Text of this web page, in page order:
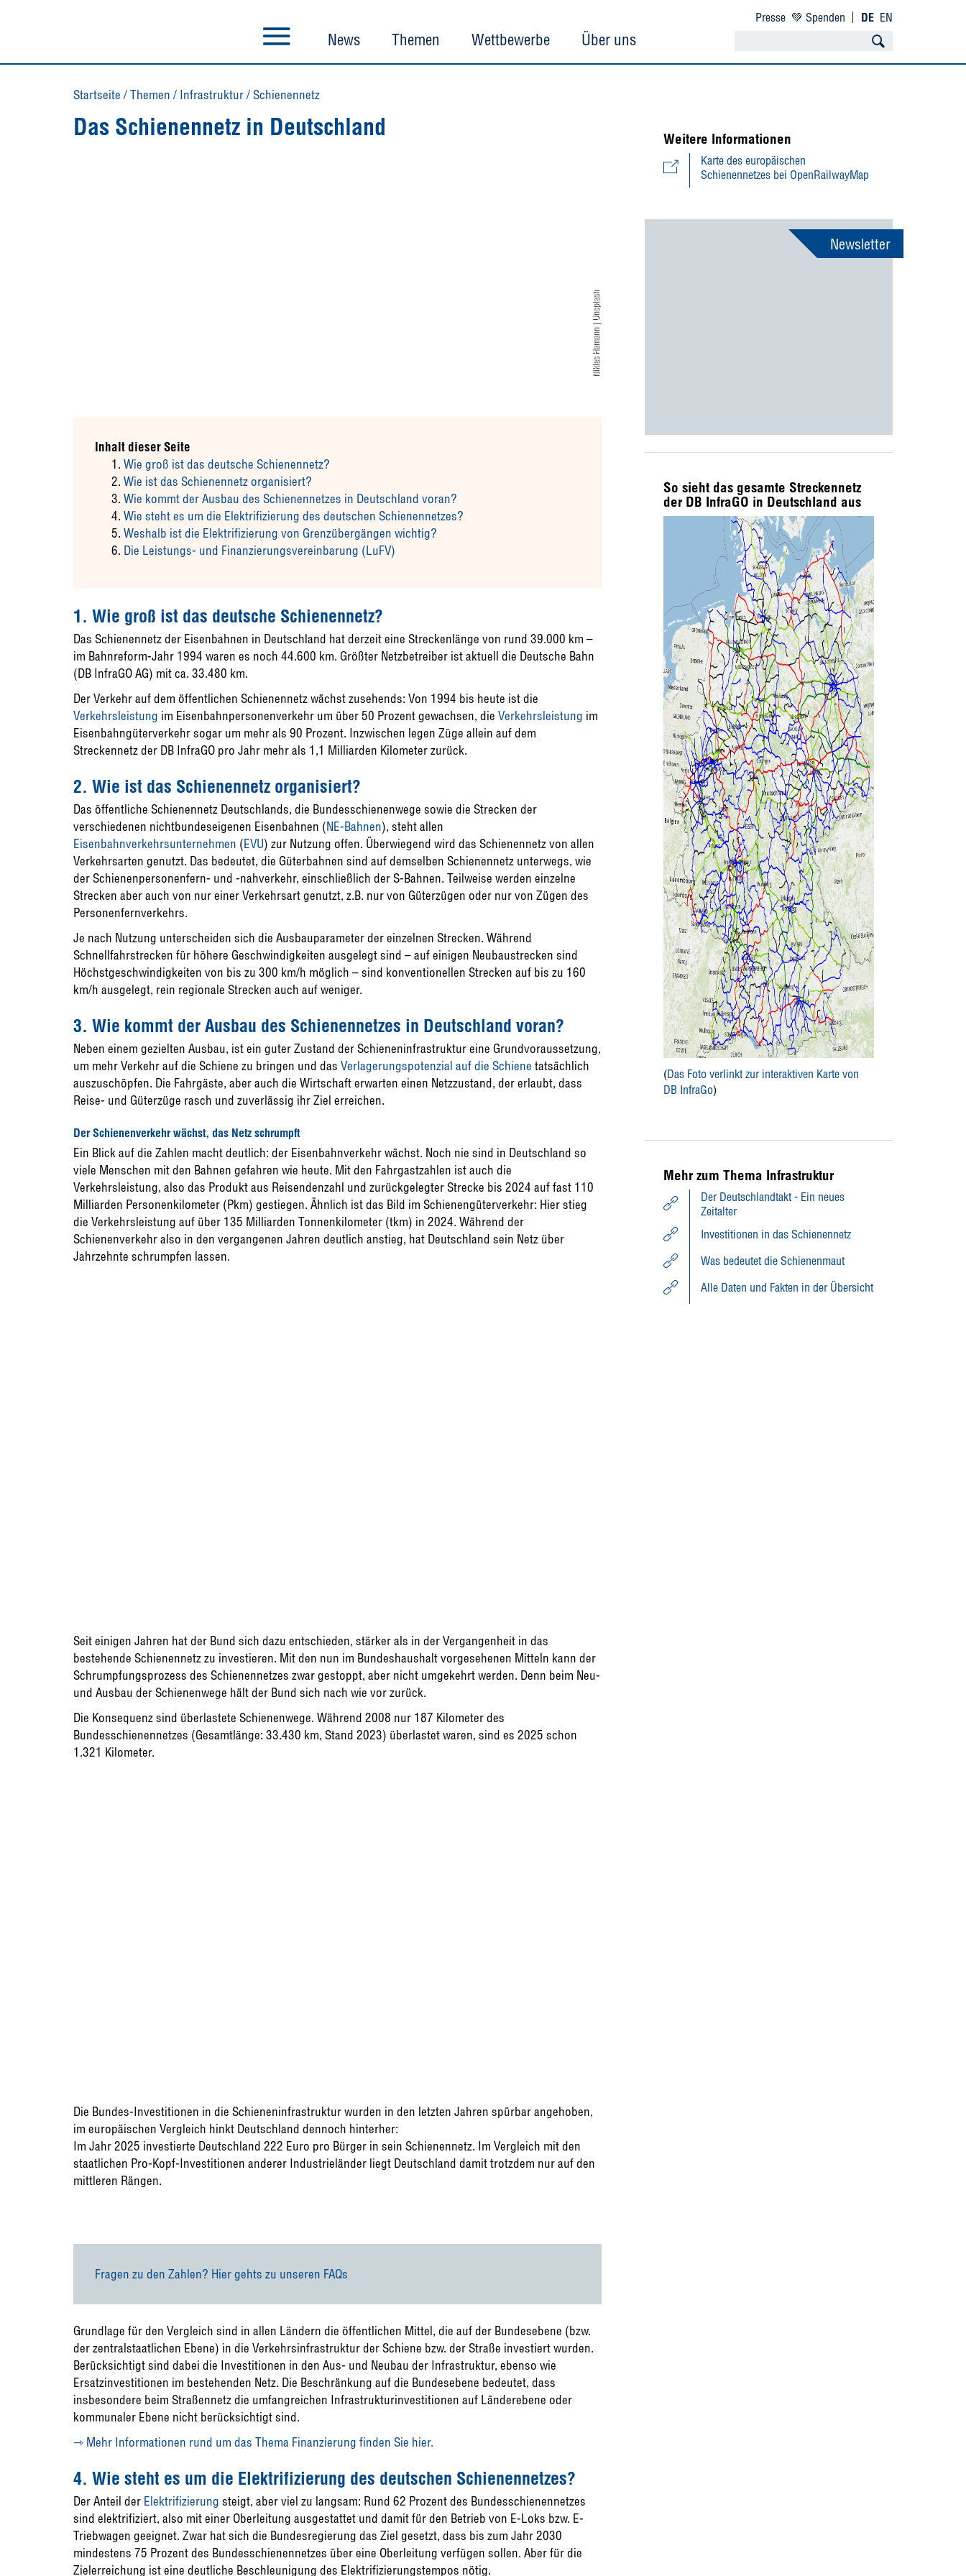
News Themen Wettbewerbe Über uns
Presse 💚 Spenden DE EN
Startseite /Themen / Infrastruktur/Schienennetz
Das Schienennetz in Deutschland
Niklas Hamann | Unsplash
Inhalt dieser Seite
Wie groß ist das deutsche Schienennetz?
Wie ist das Schienennetz organisiert?
Wie kommt der Ausbau des Schienennetzes in Deutschland voran?
Wie steht es um die Elektrifizierung des deutschen Schienennetzes?
Weshalb ist die Elektrifizierung von Grenzübergängen wichtig?
Die Leistungs- und Finanzierungsvereinbarung (LuFV)
1. Wie groß ist das deutsche Schienennetz?
Das Schienennetz der Eisenbahnen in Deutschland hat derzeit eine Streckenlänge von rund 39.000 km –
im Bahnreform-Jahr 1994 waren es noch 44.600 km. Größter Netzbetreiber ist aktuell die Deutsche Bahn
(DB InfraGO AG) mit ca. 33.480 km.
Der Verkehr auf dem öffentlichen Schienennetz wächst zusehends: Von 1994 bis heute ist die
Verkehrsleistung im Eisenbahnpersonenverkehr um über 50 Prozent gewachsen, die Verkehrsleistung im
Eisenbahngüterverkehr sogar um mehr als 90 Prozent. Inzwischen legen Züge allein auf dem
Streckennetz der DB InfraGO pro Jahr mehr als 1,1 Milliarden Kilometer zurück.
2. Wie ist das Schienennetz organisiert?
Das öffentliche Schienennetz Deutschlands, die Bundesschienenwege sowie die Strecken der
verschiedenen nichtbundeseigenen Eisenbahnen (NE-Bahnen), steht allen
Eisenbahnverkehrsunternehmen (EVU) zur Nutzung offen. Überwiegend wird das Schienennetzvon allen
Verkehrsarten genutzt. Das bedeutet, die Güterbahnen sind auf demselben Schienennetz unterwegs, wie
der Schienenpersonenfern- und -nahverkehr, einschließlich der S-Bahnen. Teilweise werden einzelne
Strecken aber auch von nur einer Verkehrsart genutzt, z.B. nur von Güterzügen oder nur von Zügen des
Personenfernverkehrs.
Je nach Nutzung unterscheiden sich die Ausbauparameter der einzelnen Strecken. Während
Schnellfahrstrecken für höhere Geschwindigkeiten ausgelegt sind – auf einigen Neubaustrecken sind
Höchstgeschwindigkeiten von bis zu 300 km/h möglich – sind konventionellen Strecken auf bis zu 160
km/h ausgelegt, rein regionale Strecken auch auf weniger.
3. Wie kommt der Ausbau des Schienennetzes in Deutschland voran?
Neben einem gezielten Ausbau, ist ein guter Zustand der Schieneninfrastruktur eine Grundvoraussetzung,
um mehr Verkehr auf die Schiene zu bringen und das Verlagerungspotenzial auf die Schiene tatsächlich
auszuschöpfen. Die Fahrgäste, aber auch die Wirtschaft erwarten einen Netzzustand, der erlaubt, dass
Reise- und Güterzüge rasch und zuverlässig ihr Ziel erreichen.
Der Schienenverkehr wächst, das Netz schrumpft
Ein Blick auf die Zahlen macht deutlich: der Eisenbahnverkehr wächst. Noch nie sind in Deutschland so
viele Menschen mit den Bahnen gefahren wie heute. Mit den Fahrgastzahlen ist auch die
Verkehrsleistung, also das Produkt aus Reisendenzahl und zurückgelegter Strecke bis 2024 auf fast 110
Milliarden Personenkilometer (Pkm) gestiegen. Ähnlich ist das Bild im Schienengüterverkehr: Hier stieg
die Verkehrsleistung auf über 135 Milliarden Tonnenkilometer (tkm) in 2024. Während der
Schienenverkehr also in den vergangenen Jahren deutlich anstieg, hat Deutschland sein Netz über
Jahrzehnte schrumpfen lassen.
Seit einigen Jahren hat der Bund sich dazu entschieden, stärker als in der Vergangenheit in das
bestehende Schienennetz zu investieren. Mit den nun im Bundeshaushalt vorgesehenen Mitteln kann der
Schrumpfungsprozess des Schienennetzes zwar gestoppt, aber nicht umgekehrt werden. Denn beim Neu-
und Ausbau der Schienenwege hält der Bund sich nach wie vor zurück.
Die Konsequenz sind überlastete Schienenwege. Während 2008 nur 187 Kilometer des
Bundesschienennetzes (Gesamtlänge: 33.430 km, Stand 2023) überlastet waren, sind es 2025 schon
1.321 Kilometer.
Die Bundes-Investitionen in die Schieneninfrastruktur wurden in den letzten Jahren spürbar angehoben,
im europäischen Vergleich hinkt Deutschland dennoch hinterher:
Im Jahr 2025 investierte Deutschland 222 Euro pro Bürger in sein Schienennetz. Im Vergleich mit den
staatlichen Pro-Kopf-Investitionen anderer Industrieländer liegt Deutschland damit trotzdem nur auf den
mittleren Rängen.
Fragen zu den Zahlen? Hier gehts zu unseren FAQs
Grundlage für den Vergleich sind in allen Ländern die öffentlichen Mittel, die auf der Bundesebene (bzw.
der zentralstaatlichen Ebene) in die Verkehrsinfrastruktur der Schiene bzw. der Straße investiert wurden.
Berücksichtigt sind dabei die Investitionen in den Aus- und Neubau der Infrastruktur, ebenso wie
Ersatzinvestitionen im bestehenden Netz. Die Beschränkung auf die Bundesebene bedeutet, dass
insbesondere beim Straßennetz die umfangreichen Infrastrukturinvestitionen auf Länderebene oder
kommunaler Ebene nicht berücksichtigt sind.
⇾ Mehr Informationen rund um das Thema Finanzierung finden Sie hier.
4. Wie steht es um die Elektrifizierung des deutschen Schienennetzes?
Der Anteil der Elektrifizierung steigt, aber viel zu langsam: Rund 62 Prozent des Bundesschienennetzes
sind elektrifiziert, also mit einer Oberleitung ausgestattet und damit für den Betrieb von E-Loks bzw. E-
Triebwagen geeignet. Zwar hat sich die Bundesregierung das Ziel gesetzt, dass bis zum Jahr 2030
mindestens 75 Prozent des Bundesschienennetzes über eine Oberleitung verfügen sollen. Aber für die
Zielerreichung ist eine deutliche Beschleunigung des Elektrifizierungstempos nötig.
Weitere Informationen
Karte des europäischen
Schienennetzes bei OpenRailwayMap
Newsletter
So sieht das gesamte Streckennetz
der DB InfraGO in Deutschland aus
(Das Foto verlinkt zur interaktiven Karte von
DB InfraGo)
Mehr zum Thema Infrastruktur
Der Deutschlandtakt - Ein neues
Zeitalter
Investitionen in das Schienennetz
Was bedeutet die Schienenmaut
Alle Daten und Fakten in der Übersicht